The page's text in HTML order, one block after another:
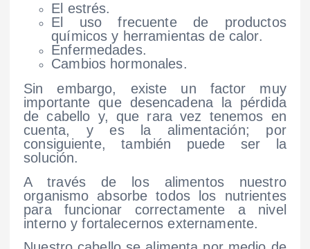
El estrés.
El uso frecuente de productos
químicos y herramientas de calor.
Enfermedades.
Cambios hormonales.
Sin embargo, existe un factor muy
importante que desencadena la pérdida
de cabello y, que rara vez tenemos en
cuenta, y es la alimentación; por
consiguiente, también puede ser la
solución.
A través de los alimentos nuestro
organismo absorbe todos los nutrientes
para funcionar correctamente a nivel
interno y fortalecernos externamente.